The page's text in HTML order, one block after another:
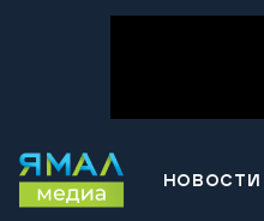
НОВОСТИ